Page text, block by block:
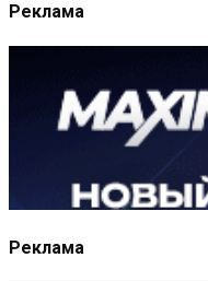
Реклама
Реклама